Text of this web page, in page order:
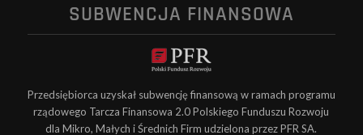
SUBWENCJA FINANSOWA
Przedsiębiorca uzyskał subwencję finansową w ramach programu
rządowego Tarcza Finansowa 2.0 Polskiego Funduszu Rozwoju
dla Mikro, Małych i Średnich Firm udzielona przez PFR SA.